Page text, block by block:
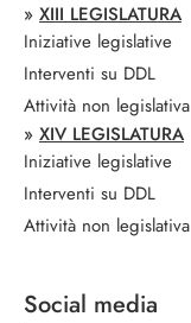
» XIII LEGISLATURA
Iniziative legislative
Interventi su DDL
Attività non legislativa
» XIV LEGISLATURA
Iniziative legislative
Interventi su DDL
Attività non legislativa
Social media